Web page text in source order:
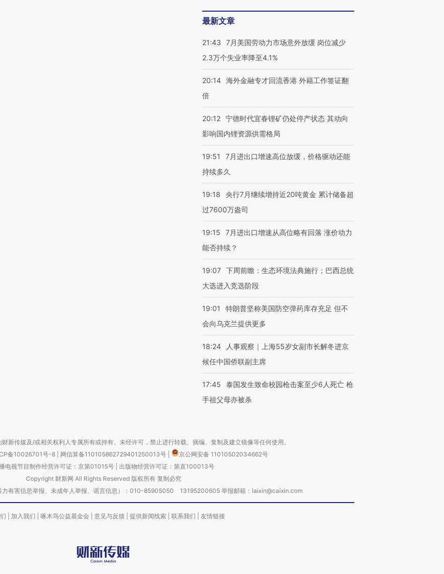
最新文章
21:43
7月美国劳动力市场意外放缓 岗位减少
2.3万个失业率降至4.1%
20:14 海外金融专才回流香港 外籍工作签证翻
倍
20:12 宁德时代宜春锂矿仍处停产状态 其动向
影响国内锂资源供需格局
19:51
7月进出口增速高位放缓，价格驱动还能
持续多久
19:18
央行7月继续增持近20吨黄金 累计储备超
过7600万盎司
19:15
7月进出口增速从高位略有回落 涨价动力
能否持续？
19:07 下周前瞻：生态环境法典施行；巴西总统
大选进入竞选阶段
19:01
特朗普坚称美国防空弹药库存充足 但不
会向乌克兰提供更多
18:24
人事观察｜上海55岁女副市长解冬进京
候任中国侨联副主席
17:45
泰国发生致命校园枪击案至少6人死亡 枪
手祖父母亦被杀
新传媒及/或相关权利人专属所有或持有。未经许可，禁止进行转载、摘编、复制及建立镜像等任何使用。
备10026701号-8 网信算备110105862729401250013号
京公网安备 11010502034662号
电视节目制作经营许可证：京第01015号| 出版物经营许可证：第直100013号
Copyright 财新网 All Rights Reserved 版权所有 复制必究
力有害信息举报、未成年人举报、谣言信息）：010-85905050 13195200605 举报邮箱：laixin@caixin.com
加入我们 啄木鸟公益基金会 意见与反馈 提供新闻线索 联系我们 友情链接